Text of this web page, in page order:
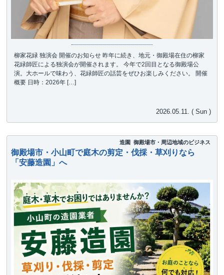
柳家花緑 独演会 開催のお知らせ 昨年に続き、地元・御殿場在住の柳家
花緑師匠による独演会が開催されます。 今年で2回目となる御殿場公
演。大ホールで味わう、花緑師匠の話芸をぜひお楽しみください。 開催
概要 日時：2026年 […]
2026.05.11. ( Sun )
造園 御殿場市・周辺地域のビジネス
御殿場市・小山町で庭木の剪定・伐採・草刈りなら
「安藤造園」へ